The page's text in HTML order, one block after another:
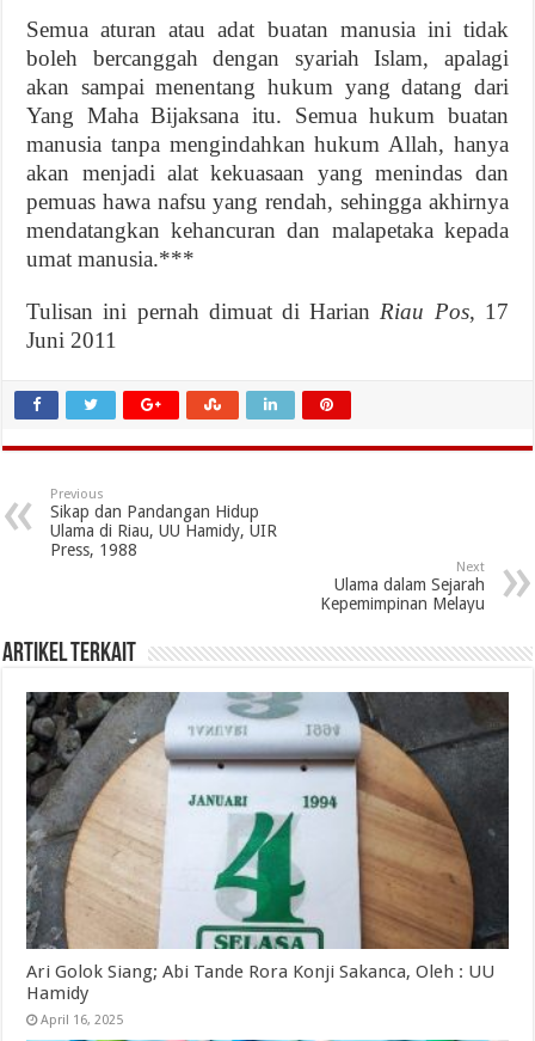
Semua aturan atau adat buatan manusia ini tidak
boleh bercanggah dengan syariah Islam, apalagi
akan sampai menentang hukum yang datang dari
Yang Maha Bijaksana itu. Semua hukum buatan
manusia tanpa mengindahkan hukum Allah, hanya
akan menjadi alat kekuasaan yang menindas dan
pemuas hawa nafsu yang rendah, sehingga akhirnya
mendatangkan kehancuran dan malapetaka kepada
umat manusia.***
Tulisan ini pernah dimuat di HarianRiau Pos, 17
Juni 2011
Previous
Sikap dan Pandangan Hidup
Ulama di Riau, UU Hamidy, UIR
Press, 1988
Next
Ulama dalam Sejarah
Kepemimpinan Melayu
Artikel Terkait
Ari Golok Siang; Abi Tande Rora Konji Sakanca, Oleh : UU
Hamidy
April 16, 2025